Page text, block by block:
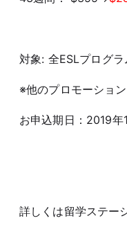
対象: 全ESLプログ
※他のプロモーショ
お申込期日：2019
詳しくは留学ステー